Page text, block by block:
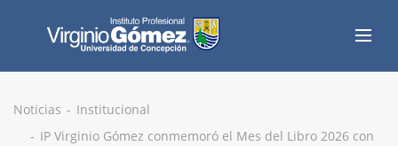
Noticias
Institucional
IP Virginio Gómez conmemoró el Mes del Libro 2026 con